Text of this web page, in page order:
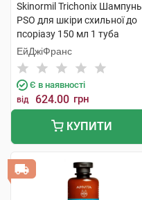
Skinormil Trichonix Шампунь
РSО для шкіри схильної до
псоріазу 150 мл 1 туба
ЕйДжіФранс
Є в наявності
від 624.00 грн
КУПИТИ